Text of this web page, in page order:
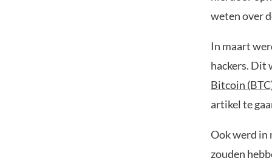
weten over
In maart
hackers. Dit
Bitcoin
artikel te
Ook werd in
zouden